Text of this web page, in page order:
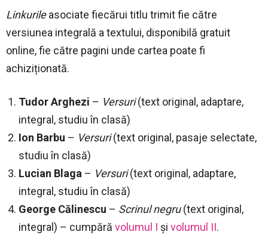
Linkurileasociate fiecărui titlu trimit fie către
versiunea integrală a textului, disponibilă gratuit
online, fie către pagini unde cartea poate fi
achiziționată.
Tudor Arghezi – Versuri(text original, adaptare,
integral, studiu în clasă)
Ion Barbu – Versuri(text original, pasaje selectate,
studiu în clasă)
Lucian Blaga – Versuri(text original, adaptare,
integral, studiu în clasă)
George Călinescu – Scrinul negru(text original,
integral) – cumpără volumul I și volumul II.